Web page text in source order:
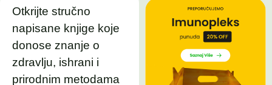
Otkrijte stručno
napisane knjige koje
donose znanje o
zdravlju, ishrani i
prirodnim metodama